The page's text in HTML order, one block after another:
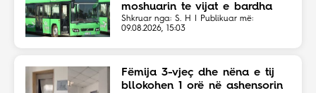
moshuarin te vijat e bardha
Shkruar nga: S. H | Publikuar më:
09.08.2026, 15:03
Fëmija 3-vjeç dhe nëna e tij
bllokohen 1 orë në ashensorin